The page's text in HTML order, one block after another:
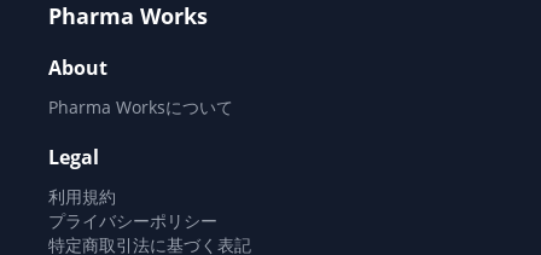
Pharma Works
About
Pharma Worksについて
Legal
利用規約
プライバシーポリシー
特定商取引法に基づく表記